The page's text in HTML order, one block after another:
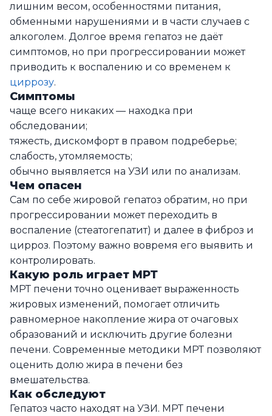
лишним весом, особенностями питания,
обменными нарушениями и в части случаев с
алкоголем. Долгое время гепатоз не даёт
симптомов, но при прогрессировании может
приводить к воспалению и со временем к
циррозу.
Симптомы
чаще всего никаких — находка при
обследовании;
тяжесть, дискомфорт в правом подреберье;
слабость, утомляемость;
обычно выявляется на УЗИ или по анализам.
Чем опасен
Сам по себе жировой гепатоз обратим, но при
прогрессировании может переходить в
воспаление (стеатогепатит) и далее в фиброз и
цирроз. Поэтому важно вовремя его выявить и
контролировать.
Какую роль играет МРТ
МРТ печени точно оценивает выраженность
жировых изменений, помогает отличить
равномерное накопление жира от очаговых
образований и исключить другие болезни
печени. Современные методики МРТ позволяют
оценить долю жира в печени без
вмешательства.
Как обследуют
Гепатоз часто находят на УЗИ. МРТ печени